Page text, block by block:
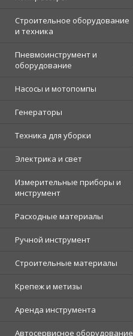
Строительное оборудование
и техника
Пневмоинструмент и
оборудование
Насосы и мотопомпы
Генераторы
Техника для уборки
Электрика и свет
Измерительные приборы и
инструмент
Расходные материалы
Ручной инструмент
Строительные материалы
Крепеж и метизы
Аренда инструмента
Автосервисное оборудование